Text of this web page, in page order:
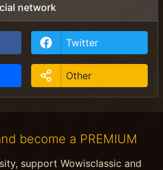
network
Twitter
Other
become a PREMIUM
support Wowisclassic and